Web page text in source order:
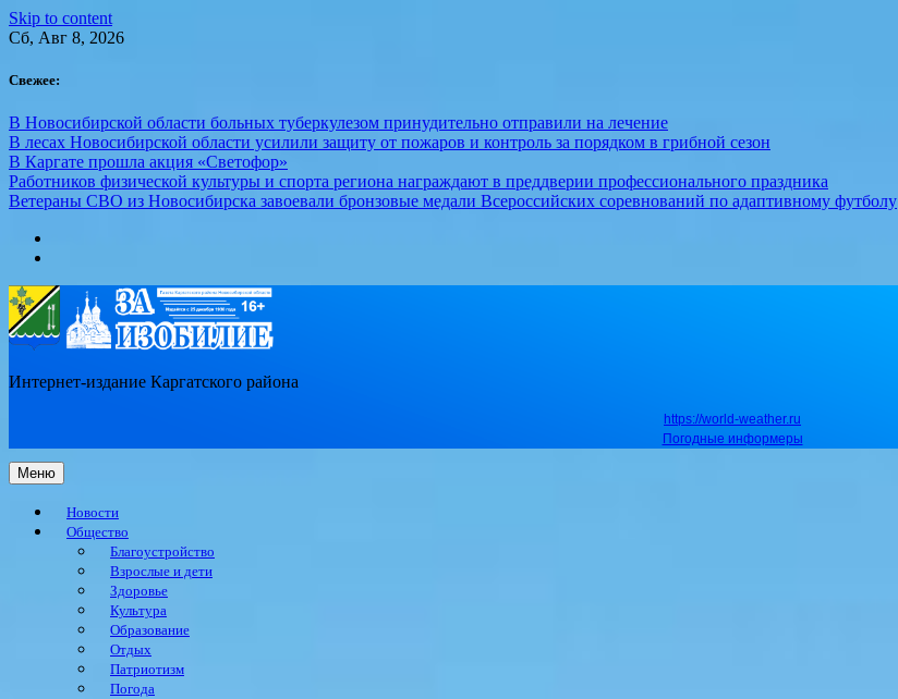
Skip to content
Сб, Авг 8, 2026
Свежее:
В Новосибирской области больных туберкулезом принудительно отправили на лечение
В лесах Новосибирской области усилили защиту от пожаров и контроль за порядком в грибной сезон
В Каргате прошла акция «Светофор»
Работников физической культуры и спорта региона награждают в преддверии профессионального праздника
Ветераны СВО из Новосибирска завоевали бронзовые медали Всероссийских соревнований по адаптивному футболу
Интернет-издание Каргатского района
https://world-weather.ru
Погодные информеры
Меню
Новости
Общество
Благоустройство
Взрослые и дети
Здоровье
Культура
Образование
Отдых
Патриотизм
Погода